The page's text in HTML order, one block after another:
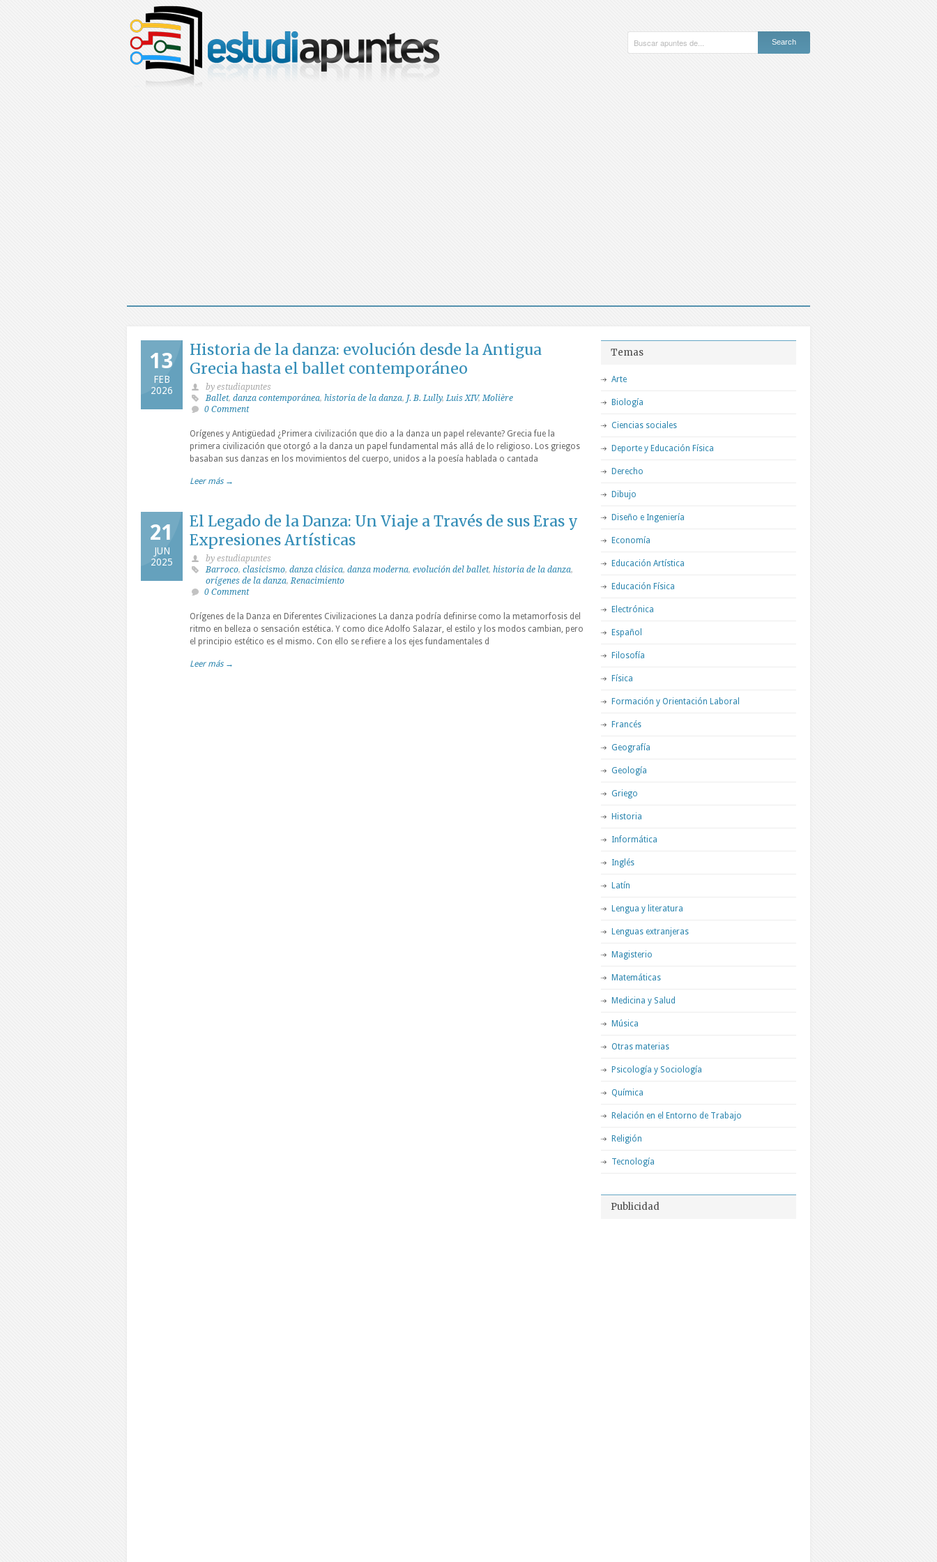
13
FEB
2026
Historia de la danza: evolución desde la Antigua
Grecia hasta el ballet contemporáneo
by estudiapuntes
Ballet, danza contemporánea, historia de la danza, J. B. Lully,Luis XIV,Molière
0 Comment
Orígenes y Antigüedad ¿Primera civilización que dio a la danza un papel relevante? Grecia fue la
primera civilización que otorgó a la danza un papel fundamental más allá de lo religioso. Los griegos
basaban sus danzas en los movimientos del cuerpo, unidos a la poesía hablada o cantada
Leer más →
21
JUN
2025
El Legado de la Danza: Un Viaje a Través de sus Eras y
Expresiones Artísticas
by estudiapuntes
Barroco, clasicismo, danza clásica, danza moderna, evolución del ballet, historia de la danza,
orígenes de la danza,Renacimiento
0 Comment
Orígenes de la Danza en Diferentes Civilizaciones La danza podría definirse como la metamorfosis del
ritmo en belleza o sensación estética. Y como dice Adolfo Salazar, el estilo y los modos cambian, pero
el principio estético es el mismo. Con ello se refiere a los ejes fundamentales d
Leer más →
Temas
Arte
Biología
Ciencias sociales
Deporte y Educación Física
Derecho
Dibujo
Diseño e Ingeniería
Economía
Educación Artística
Educación Física
Electrónica
Español
Filosofía
Física
Formación y Orientación Laboral
Francés
Geografía
Geología
Griego
Historia
Informática
Inglés
Latín
Lengua y literatura
Lenguas extranjeras
Magisterio
Matemáticas
Medicina y Salud
Música
Otras materias
Psicología y Sociología
Química
Relación en el Entorno de Trabajo
Religión
Tecnología
Publicidad